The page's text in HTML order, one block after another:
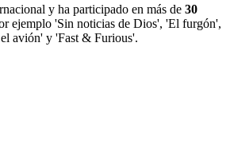
y ha participado en más de 30
ejemplo 'Sin noticias de Dios', 'El furgón',
avión' y 'Fast & Furious'.